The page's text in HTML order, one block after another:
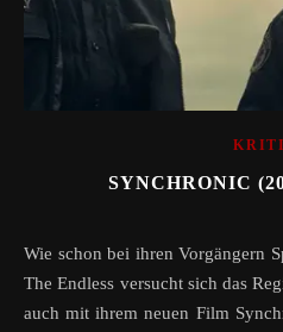
SYNCHRONIC
Wie schon bei ihren Vorgängern Spring – Love is a Monster und
The Endless versucht sich das
auch mit ihrem neuen Film